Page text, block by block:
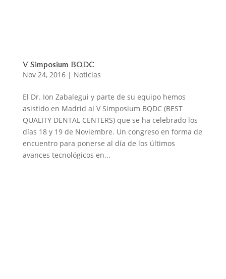
V Simposium BQDC
Nov 24, 2016| Noticias
El Dr. Ion Zabalegui y parte de su equipo hemos
asistido en Madrid al V Simposium BQDC (BEST
QUALITY DENTAL CENTERS) que se ha celebrado los
días 18 y 19 de Noviembre. Un congreso en forma de
encuentro para ponerse al día de los últimos
avances tecnológicos en...